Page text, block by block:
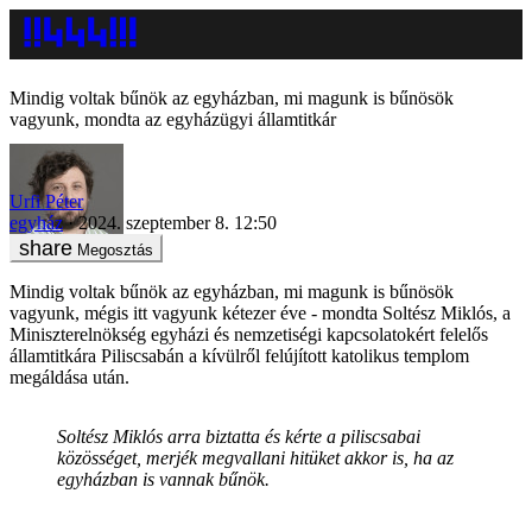
Mindig voltak bűnök az egyházban, mi magunk is bűnösök
vagyunk, mondta az egyházügyi államtitkár
Urfi Péter
egyház
2024. szeptember 8. 12:50
Megosztás
Mindig voltak bűnök az egyházban, mi magunk is bűnösök
vagyunk, mégis itt vagyunk kétezer éve - mondta Soltész Miklós, a
Miniszterelnökség egyházi és nemzetiségi kapcsolatokért felelős
államtitkára Piliscsabán a kívülről felújított katolikus templom
megáldása után.
Soltész Miklós arra biztatta és kérte a piliscsabai
közösséget, merjék megvallani hitüket akkor is, ha az
egyházban is vannak bűnök.